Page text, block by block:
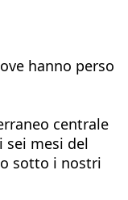
hanno perso
centrale
sei mesi del
sotto i nostri